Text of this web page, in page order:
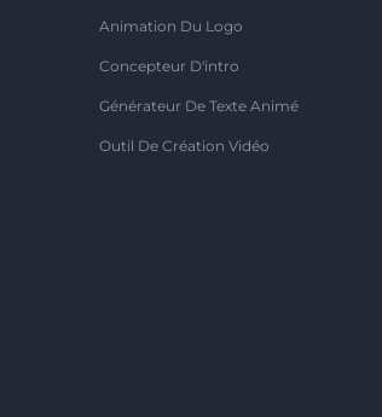
Animation Du Logo
Concepteur D'intro
Générateur De Texte Animé
Outil De Création Vidéo